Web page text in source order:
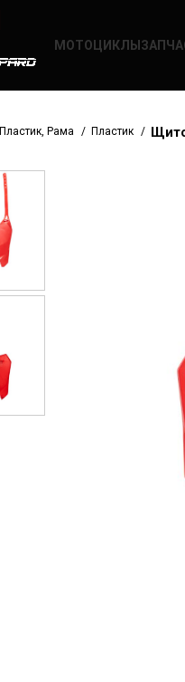
МОТОЦИКЛЫ
Пластик, Рама Пластик